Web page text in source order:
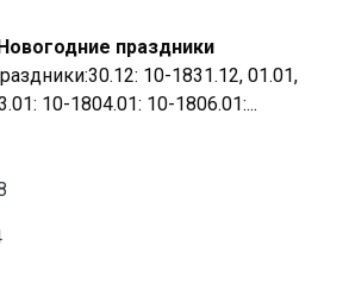
праздники
10-1831.12, 01.01,
10-1804.01: 10-1806.01:...